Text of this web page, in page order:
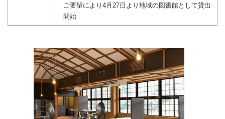
ご要望により4月27日より地域の図書館として貸出
開始